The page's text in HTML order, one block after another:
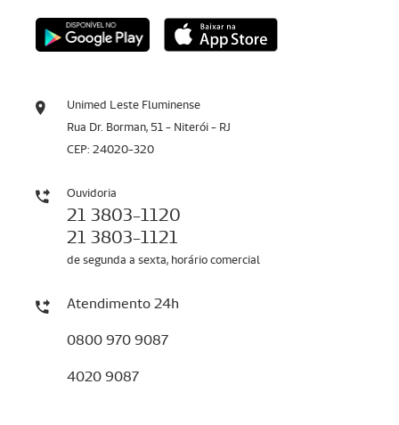
Unimed Leste Fluminense
Rua Dr. Borman, 51 - Niterói - RJ
CEP: 24020-320
Ouvidoria
21 3803-1120
21 3803-1121
de segunda a sexta, horário comercial
Atendimento 24h
0800 970 9087
4020 9087